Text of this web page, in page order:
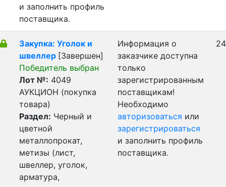
и заполнить профиль
поставщика.
Закупка: Уголок и
швеллер [Завершен]
Победитель выбран
Лот №: 4049
АУКЦИОН (покупка
товара)
Раздел: Черный и
цветной
металлопрокат,
метизы (лист,
швеллер, уголок,
арматура,
Информация о
заказчике доступна
только
зарегистрированным
поставщикам!
Необходимо
авторизоваться или
зарегистрироваться
и заполнить профиль
поставщика.